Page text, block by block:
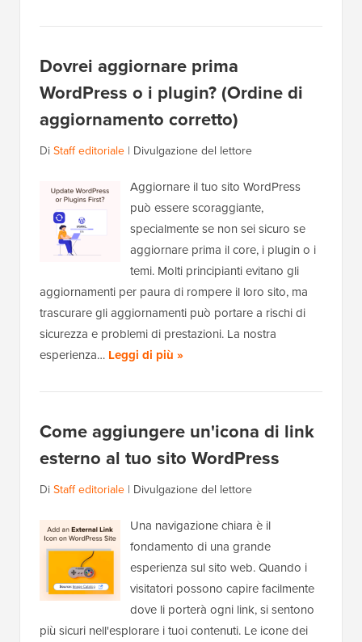
Dovrei aggiornare prima
WordPress o i plugin? (Ordine di
aggiornamento corretto)
DiStaff editoriale | Divulgazione del lettore
Aggiornare il tuo sito WordPress
può essere scoraggiante,
specialmente se non sei sicuro se
aggiornare prima il core, i plugin o i
temi. Molti principianti evitano gli
aggiornamenti per paura di rompere il loro sito, ma
trascurare gli aggiornamenti può portare a rischi di
sicurezza e problemi di prestazioni. La nostra
esperienza… Leggi di più »
Come aggiungere un'icona di link
esterno al tuo sito WordPress
DiStaff editoriale | Divulgazione del lettore
Una navigazione chiara è il
fondamento di una grande
esperienza sul sito web. Quando i
visitatori possono capire facilmente
dove li porterà ogni link, si sentono
più sicuri nell'esplorare i tuoi contenuti. Le icone dei